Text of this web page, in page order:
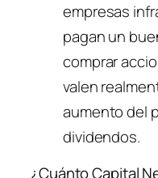
empresas
pagan un
comprar
valen
aumento del
dividendos.
¿Cuánto Capital